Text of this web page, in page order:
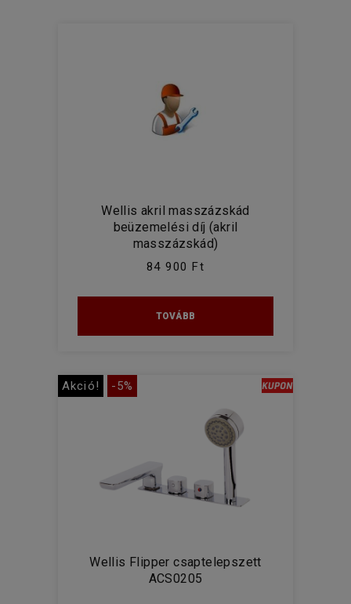
Wellis akril masszázskád
beüzemelési díj (akril
masszázskád)
84 900 Ft
TOVÁBB
Akció! -5%
Wellis Flipper csaptelepszett
ACS0205